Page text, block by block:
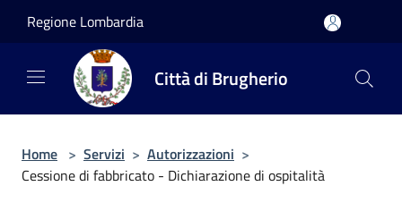
Regione Lombardia
Città di Brugherio
Home > Servizi > Autorizzazioni >
Cessione di fabbricato - Dichiarazione di ospitalità